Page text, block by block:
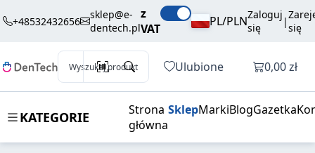
+48532432656
sklep@e-
dentech.pl
z
VAT
PL/PLNZaloguj
się
|się
Wyszukaj produkt Ulubione Otwórz
0,00 zł
KATEGORIE
Strona
główna
SklepMarkiBlogGazetka
PLASTIKOWE
DOPLA 200ML
100SZT
brutto / szt.